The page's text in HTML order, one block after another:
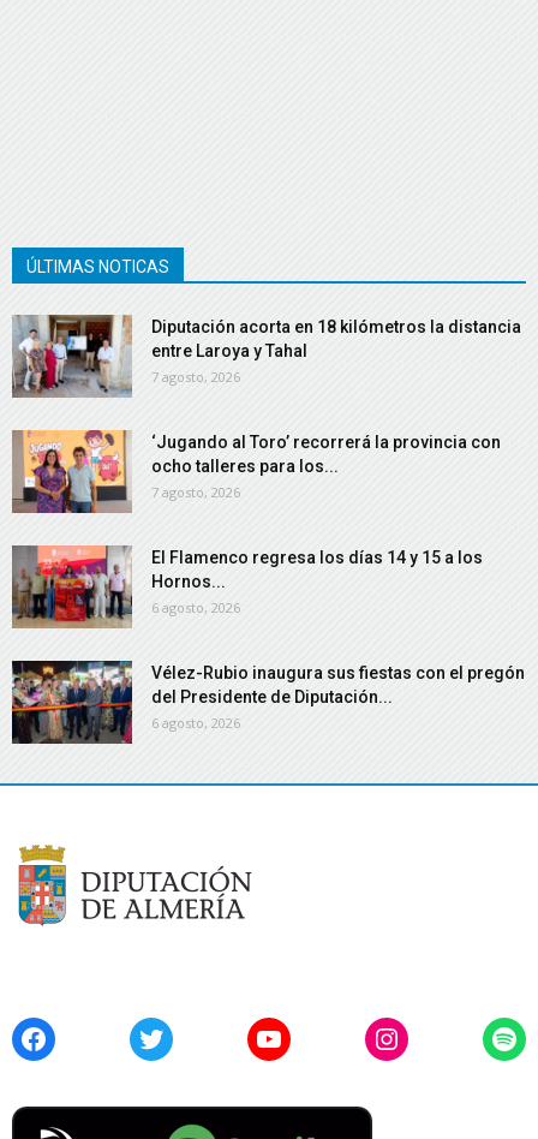
ÚLTIMAS NOTICAS
Diputación acorta en 18 kilómetros la distancia
entre Laroya y Tahal
7 agosto, 2026
‘Jugando al Toro’ recorrerá la provincia con
ocho talleres para los...
7 agosto, 2026
El Flamenco regresa los días 14 y 15 a los
Hornos...
6 agosto, 2026
Vélez-Rubio inaugura sus fiestas con el pregón
del Presidente de Diputación...
6 agosto, 2026
FacebookTwitter YouTubeInstagram